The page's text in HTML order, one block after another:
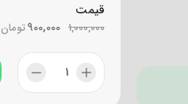
قیمت
1,000,000 تومان900,000